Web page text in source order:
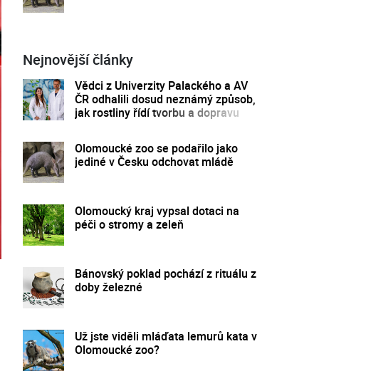
Nejnovější články
Vědci z Univerzity Palackého a AV
ČR odhalili dosud neznámý způsob,
jak rostliny řídí tvorbu a dopravu
Olomoucké zoo se podařilo jako
jediné v Česku odchovat mládě
Olomoucký kraj vypsal dotaci na
péči o stromy a zeleň
Bánovský poklad pochází z rituálu z
doby železné
Už jste viděli mláďata lemurů kata v
Olomoucké zoo?